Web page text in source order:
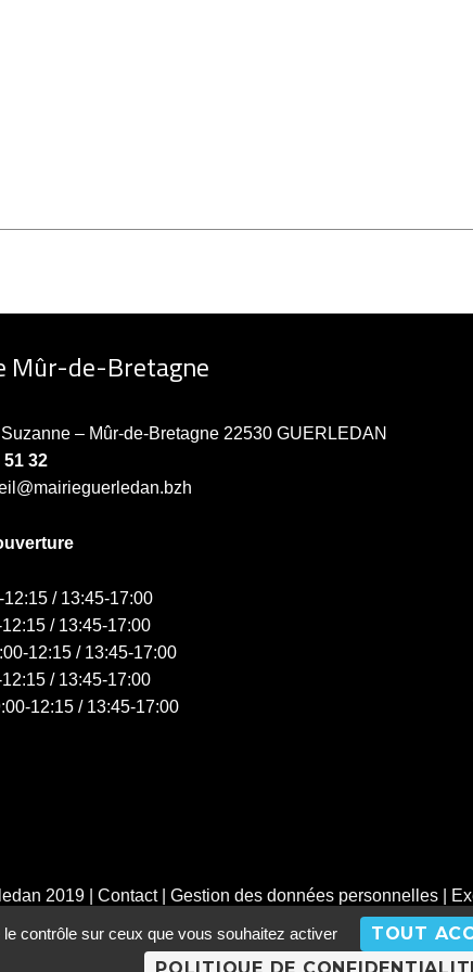
Mûr-de-Bretagne
– Mûr-de-Bretagne 22530 GUERLEDAN
51 32
/ 13:45-17:00
/ 13:45-17:00
12:15 / 13:45-17:00
/ 13:45-17:00
12:15 / 13:45-17:00
2019 |Contact|Gestion des données personnelles
contrôle sur ceux que vous souhaitez activer TOUT